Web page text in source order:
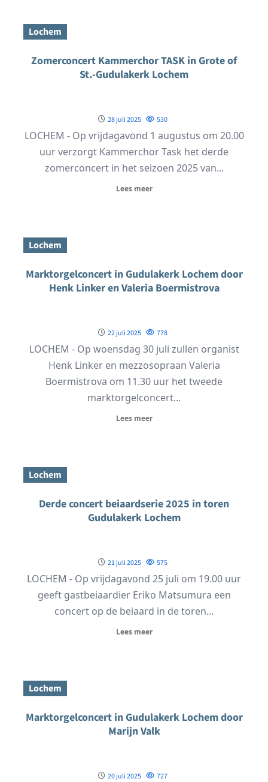
Lochem
Zomerconcert Kammerchor TASK in Grote of
St.-Gudulakerk Lochem
28 juli 2025 530
LOCHEM - Op vrijdagavond 1 augustus om 20.00
uur verzorgt Kammerchor Task het derde
zomerconcert in het seizoen 2025 van...
Lees meer
Lochem
Marktorgelconcert in Gudulakerk Lochem door
Henk Linker en Valeria Boermistrova
22 juli 2025 778
LOCHEM - Op woensdag 30 juli zullen organist
Henk Linker en mezzosopraan Valeria
Boermistrova om 11.30 uur het tweede
marktorgelconcert...
Lees meer
Lochem
Derde concert beiaardserie 2025 in toren
Gudulakerk Lochem
21 juli 2025 575
LOCHEM - Op vrijdagavond 25 juli om 19.00 uur
geeft gastbeiaardier Eriko Matsumura een
concert op de beiaard in de toren...
Lees meer
Lochem
Marktorgelconcert in Gudulakerk Lochem door
Marijn Valk
20 juli 2025 727